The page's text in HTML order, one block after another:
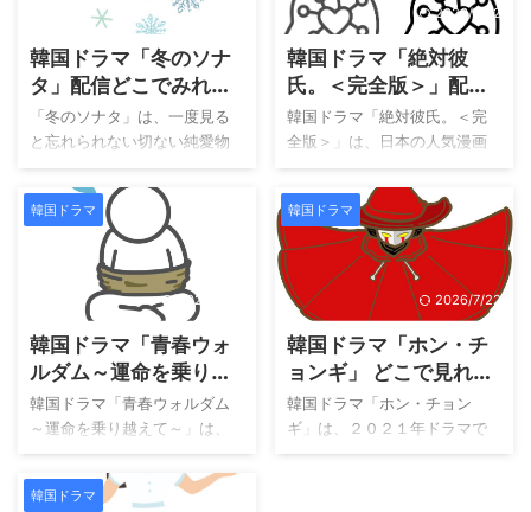
2026/7/22
韓国ドラマ「冬のソナ
タ」配信どこでみれ
る？
「冬のソナタ」は、一度見る
と忘れられない切ない純愛物
語です。静かな雪景色ととも
に描かれる主人公たちの心の
揺れは、多くの見る方に深い
余韻を残します。この作品は
韓流ブームの原点とも呼ば
れ、放送から長い年月が経っ
た今でも色褪せない魅力を持
ち続けています。 物語の始ま
りは、高校で楽しい毎日を送
ンサンが現れることから始ま
ります。ミステリアスな雰囲
に影を抱えているように見え
2026/7/22
韓国ドラマ「絶対彼
氏。＜完全版＞」配信
どこでみれる？
韓国ドラマ「絶対彼氏。＜完
全版＞」は、日本の人気漫画
を原案に映像化されたロマン
ティックラブコメディです。
主演は王になった男で圧倒的
な存在感を見せた王になった
男で知られるヨ・ジングで
す。 人を愛するために開発さ
れたロボットと、恋に傷つい
た女性が出会うという設定
は、現実と非現実がやさしく
ターとの秘密の恋に終止符を
打ったヒロインの前に、突然
韓国ドラマ
2026/7/22
韓国ドラマ「青春ウォ
ルダム～運命を乗り越
えて～」 どこで見れ
る
韓国ドラマ「青春ウォルダム
～運命を乗り越えて～」は、
２０２３年ドラマです。U-
NEXTで見放題視聴できます。
「青春ウォルダム～運命を乗
韓国ドラマ
2026/7/22
韓国ドラマ「ホン・チ
ョンギ」 どこで見れ
る
韓国ドラマ「ホン・チョン
ギ」は、２０２１年ドラマで
す。U-NEXTで見放題視聴でき
韓国ドラマ